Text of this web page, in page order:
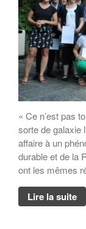
« Ce n’est pas
sorte de galaxie
affaire à un
durable et de la
ont les mêmes
Lire la suite